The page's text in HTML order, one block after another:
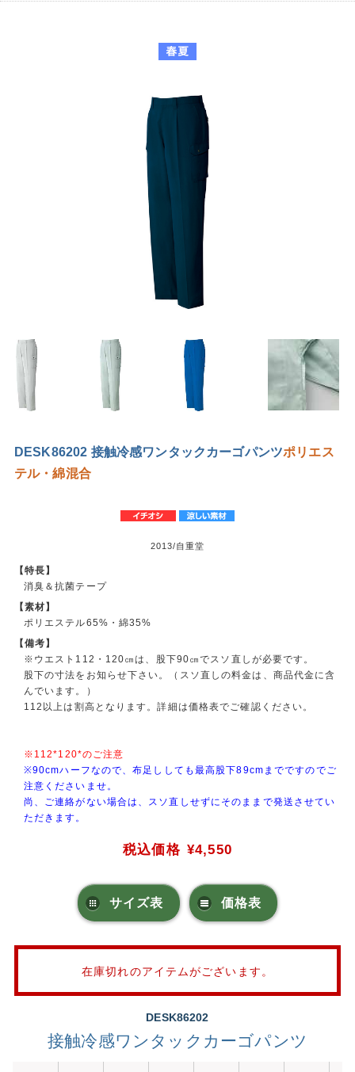
DESK86202 接触冷感ワンタックカーゴパンツポリエス
テル・綿混合
2013/自重堂
【特長】
消臭＆抗菌テープ
【素材】
ポリエステル65%・綿35%
【備考】
※ウエスト112・120㎝は、股下90㎝でスソ直しが必要です。
股下の寸法をお知らせ下さい。（スソ直しの料金は、商品代金に含
んでいます。）
112以上は割高となります。詳細は価格表でご確認ください。
※112*120*のご注意
※90cmハーフなので、布足ししても最高股下89cmまでですのでご
注意くださいませ。
尚、ご連絡がない場合は、スソ直しせずにそのままで発送させてい
ただきます。
税込価格 ¥4,550
サイズ表 価格表
在庫切れのアイテムがございます。
DESK86202
接触冷感ワンタックカーゴパンツ